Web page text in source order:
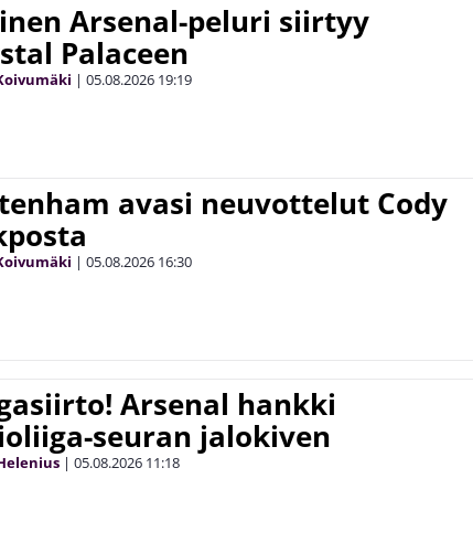
Arsenal-peluri siirtyy
Palaceen
| 05.08.2026 19:19
avasi neuvottelut Cody
| 05.08.2026 16:30
Arsenal hankki
seuran jalokiven
| 05.08.2026 11:18